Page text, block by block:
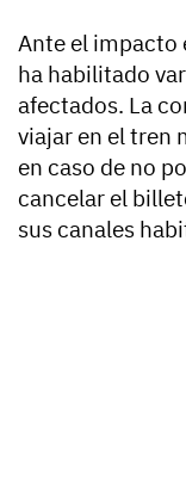
Ante el impacto
ha habilitado
afectados. La
viajar en el tren
en caso de no
cancelar el
sus canales